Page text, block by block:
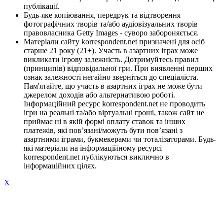
публікації.
Будь-яке копіювання, передрук та відтворення
фотографічних творів та/або аудіовізуальних творів
правовласника Getty Images - суворо забороняється.
Матеріали сайту korrespondent.net призначені для осіб
старше 21 року (21+). Участь в азартних іграх може
викликати ігрову залежність. Дотримуйтесь правил
(принципів) відповідальної гри. При виявленні перших
ознак залежності негайно зверніться до спеціаліста.
Пам'ятайте, що участь в азартних іграх не може бути
джерелом доходів або альтернативою роботі.
Інформаційний ресурс korrespondent.net не проводить
ігри на реальні та/або віртуальні гроші, також сайт не
приймає ні в якій формі оплату ставок та інших
платежів, які пов’язані/можуть бути пов’язані з
азартними іграми, букмекерами чи тоталізаторами. Будь-
які матеріали на інформаційному ресурсі
korrespondent.net публікуються виключно в
інформаційних цілях.
X